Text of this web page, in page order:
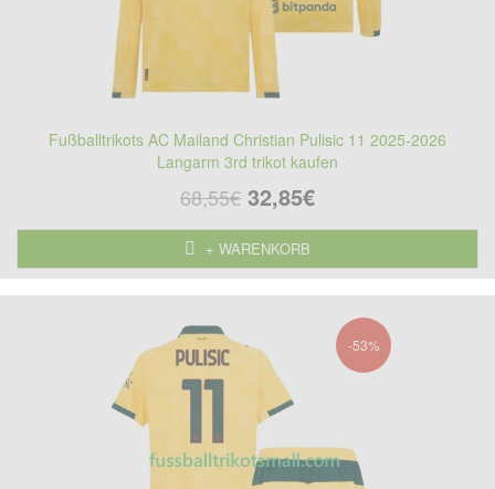
Fußballtrikots AC Mailand Christian Pulisic 11 2025-2026
Langarm 3rd trikot kaufen
68,55€ 32,85€
+ WARENKORB
-53%